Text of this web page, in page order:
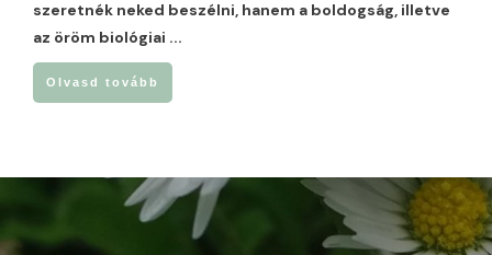
szeretnék neked beszélni, hanem a boldogság, illetve
az öröm biológiai ...
Olvasd tovább